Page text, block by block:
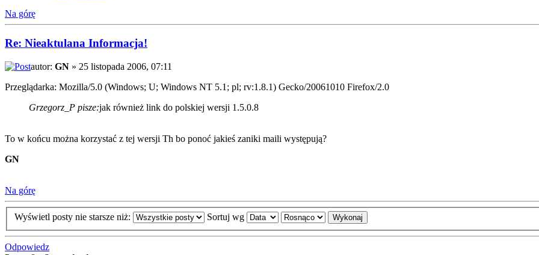
Na górę
Re: Nieaktulana Informacja!
autor: GN » 25 listopada 2006, 07:11
Przeglądarka: Mozilla/5.0 (Windows; U; Windows NT 5.1; pl; rv:1.8.1) Gecko/20061010 Firefox/2.0
Grzegorz_P pisze:jak również link do polskiej wersji 1.5.0.8
To w końcu można korzystać z tej wersji Th bo ponoć jakieś zaniki maili występują?
GN
Na górę
Wyświetl posty nie starsze niż: Sortuj wg
Odpowiedz